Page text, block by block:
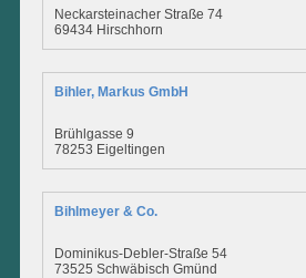
Neckarsteinacher Straße 74
69434 Hirschhorn
Bihler, Markus GmbH
Brühlgasse 9
78253 Eigeltingen
Bihlmeyer & Co.
Dominikus-Debler-Straße 54
73525 Schwäbisch Gmünd